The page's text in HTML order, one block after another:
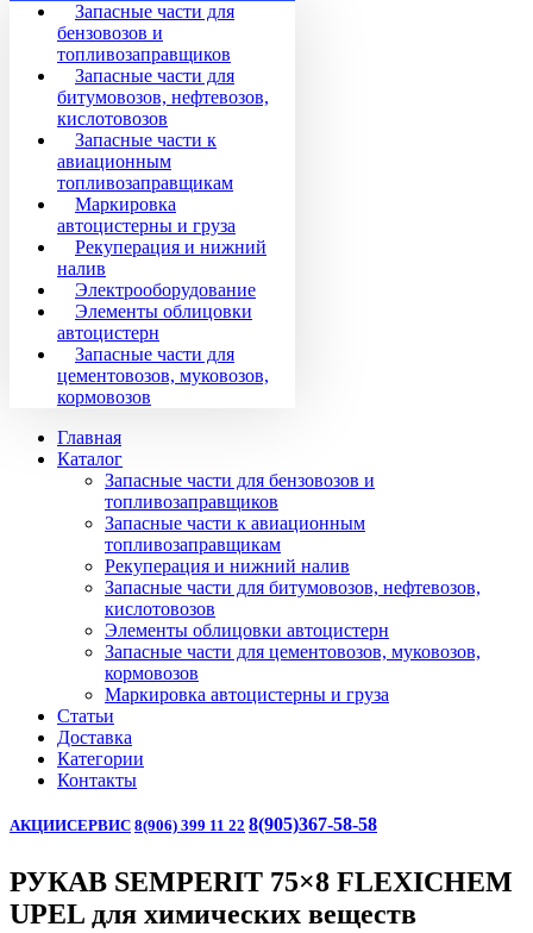
Запасные части для
бензовозов и
топливозаправщиков
Запасные части для
битумовозов, нефтевозов,
кислотовозов
Запасные части к
авиационным
топливозаправщикам
Маркировка
автоцистерны и груза
Рекуперация и нижний
налив
Электрооборудование
Элементы облицовки
автоцистерн
Запасные части для
цементовозов, муковозов,
кормовозов
Главная
Каталог
Запасные части для бензовозов и
топливозаправщиков
Запасные части к авиационным
топливозаправщикам
Рекуперация и нижний налив
Запасные части для битумовозов, нефтевозов,
кислотовозов
Элементы облицовки автоцистерн
Запасные части для цементовозов, муковозов,
кормовозов
Маркировка автоцистерны и груза
Статьи
Доставка
Категории
Контакты
АКЦИИСЕРВИС 8(906) 399 11 22 8(905)367-58-58
РУКАВ SEMPERIT 75×8 FLEXICHEM
UPEL для химических веществ